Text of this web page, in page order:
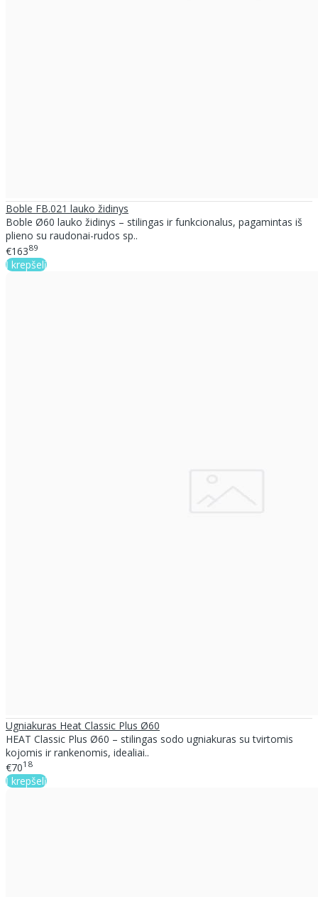
Boble FB.021 lauko židinys
Boble Ø60 lauko židinys – stilingas ir funkcionalus, pagamintas iš
plieno su raudonai-rudos sp..
€16389
Į krepšelį
Ugniakuras Heat Classic Plus Ø60
HEAT Classic Plus Ø60 – stilingas sodo ugniakuras su tvirtomis
kojomis ir rankenomis, idealiai..
€7018
Į krepšelį